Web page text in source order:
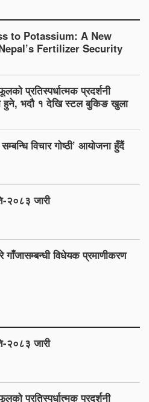
to Potassium: A New
Fertilizer Security
प्रतिस्पर्धात्मक प्रदर्शनी
हुने, भदौ १ देखि स्टल बुकिङ खुला
विचार गोष्ठी’ आयोजना हुँदैं
२०८३ जारी
विधेयक प्रमाणीकरण
२०८३ जारी
प्रतिस्पर्धात्मक प्रदर्शनी